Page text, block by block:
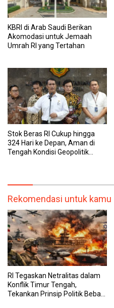
KBRI di Arab Saudi Berikan
Akomodasi untuk Jemaah
Umrah RI yang Tertahan
Stok Beras RI Cukup hingga
324 Hari ke Depan, Aman di
Tengah Kondisi Geopolitik
Rekomendasi untuk kamu
RI Tegaskan Netralitas dalam
Konflik Timur Tengah,
Tekankan Prinsip Politik Bebas